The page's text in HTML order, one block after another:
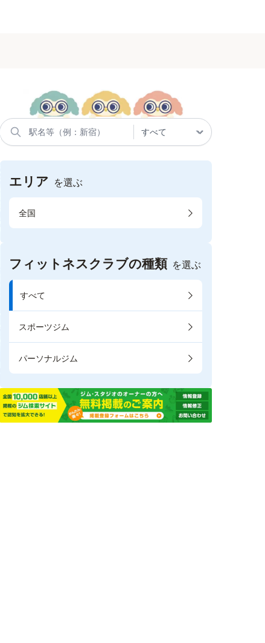
エリア を選ぶ
全国
フィットネスクラブの種類 を選ぶ
すべて
スポーツジム
パーソナルジム